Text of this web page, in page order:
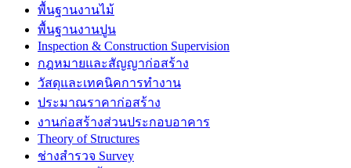
พื้นฐานงานไม้
พื้นฐานงานปูน
Inspection & Construction Supervision
กฎหมายและสัญญาก่อสร้าง
วัสดุและเทคนิคการทำงาน
ประมาณราคาก่อสร้าง
งานก่อสร้างส่วนประกอบอาคาร
Theory of Structures
ช่างสำรวจ Survey